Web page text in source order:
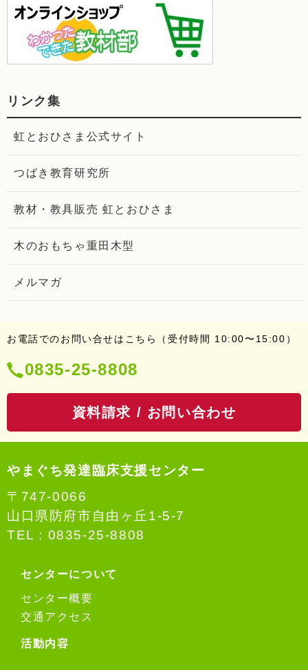
リンク集
虹とおひさま公式サイト
つばき教育研究所
教材・教具販売 虹とおひさま
木のおもちゃ重田木型
メルマガ
お電話でのお問い合せはこちら（受付時間 10:00〜15:00）
電
番
号：
0835-25-8808
資料請求 / お問い合わせ
やまぐち発達臨床支援センター
〒747-0066
山口県防府市自由ヶ丘1-5-7
TEL : 0835-25-8808
センターについて
センター概要
交通アクセス
活動内容